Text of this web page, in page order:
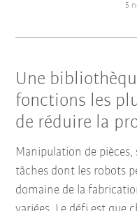
5
Une
fonctions les
de réduire la
Manipulation de pièces,
tâches dont les robots
domaine de la